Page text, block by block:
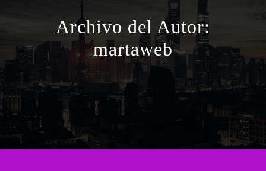
Archivo del Autor:
martaweb